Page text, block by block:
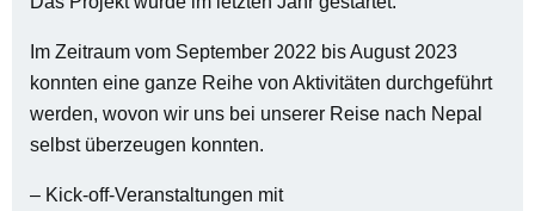
Im Zeitraum vom September 2022 bis August 2023
konnten eine ganze Reihe von Aktivitäten durchgeführt
werden, wovon wir uns bei unserer Reise nach Nepal
selbst überzeugen konnten.
– Kick-off-Veranstaltungen mit